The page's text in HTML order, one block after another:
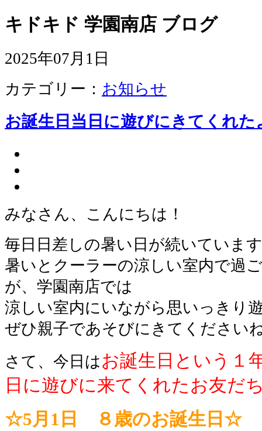
キドキド 学園南店 ブログ
2025年07月1日
カテゴリー： お知らせ
お誕生日当日に遊びにきてくれた
みなさん、こんにちは！
毎日日差しの暑い日が続いていま
暑いとクーラーの涼しい室内で過
が、学園南店では
涼しい室内にいながら思いっきり
ぜひ親子であそびにきてください
さて、今日はお誕生日という１
日に遊びに来てくれたお友だ
☆5月1日 ８歳のお誕生日☆